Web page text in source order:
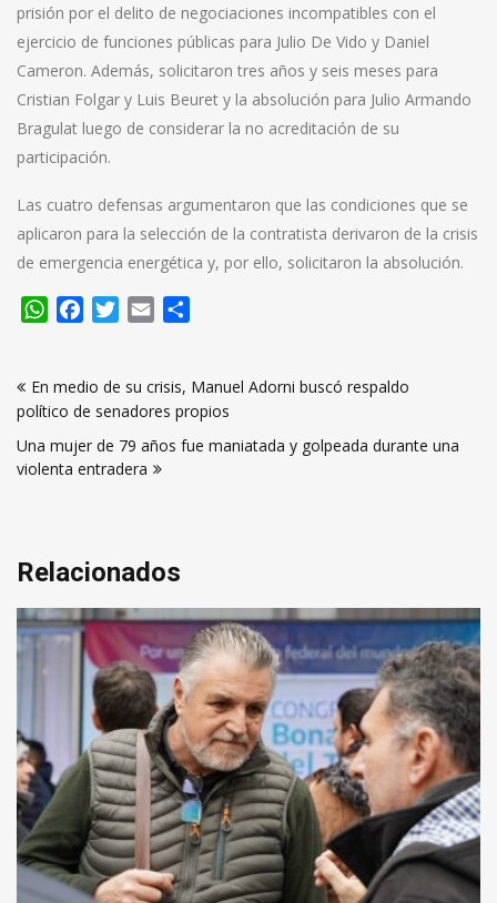
prisión por el delito de negociaciones incompatibles con el
ejercicio de funciones públicas para Julio De Vido y Daniel
Cameron. Además, solicitaron tres años y seis meses para
Cristian Folgar y Luis Beuret y la absolución para Julio Armando
Bragulat luego de considerar la no acreditación de su
participación.
Las cuatro defensas argumentaron que las condiciones que se
aplicaron para la selección de la contratista derivaron de la crisis
de emergencia energética y, por ello, solicitaron la absolución.
WhatsApp
FacebookTwitter
Email
de
entradas
En medio de su crisis, Manuel Adorni buscó respaldo
político de senadores propios
Una mujer de 79 años fue maniatada y golpeada durante una
violenta entradera
Relacionados